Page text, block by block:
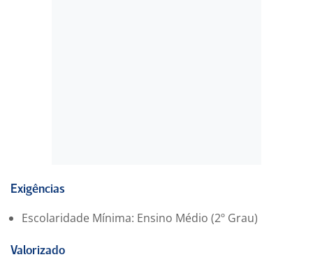
-. Fretado/ Vale Transporte;
-. Seguro de Vida;
Exigências
Escolaridade Mínima: Ensino Médio (2º Grau)
Valorizado